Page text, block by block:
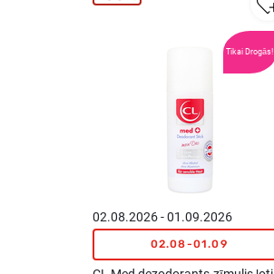
Tikai Drogās!
02.08.2026 - 01.09.2026
02.08-01.09